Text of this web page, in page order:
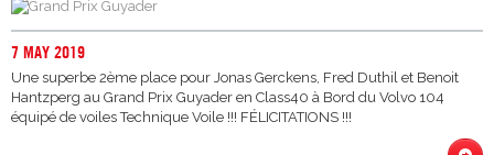
7 MAY 2019
Une superbe 2ème place pour Jonas Gerckens, Fred Duthil et Benoit
Hantzperg au Grand Prix Guyader en Class40 à Bord du Volvo 104
équipé de voiles Technique Voile !!! FÉLICITATIONS !!!